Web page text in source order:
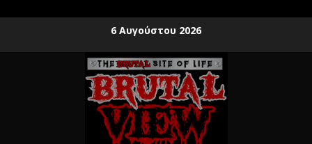
6 Αυγούστου 2026